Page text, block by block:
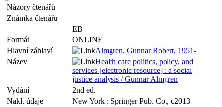
Názory čtenářů
Známka čtenářů
EB
Formát
ONLINE
Hlavní záhlaví
Almgren, Gunnar Robert, 1951-
Název
Health care politics, policy, and
services [electronic resource] : a social
justice analysis / Gunnar Almgren
Vydání
2nd ed.
Nakl. údaje
New York : Springer Pub. Co., c2013